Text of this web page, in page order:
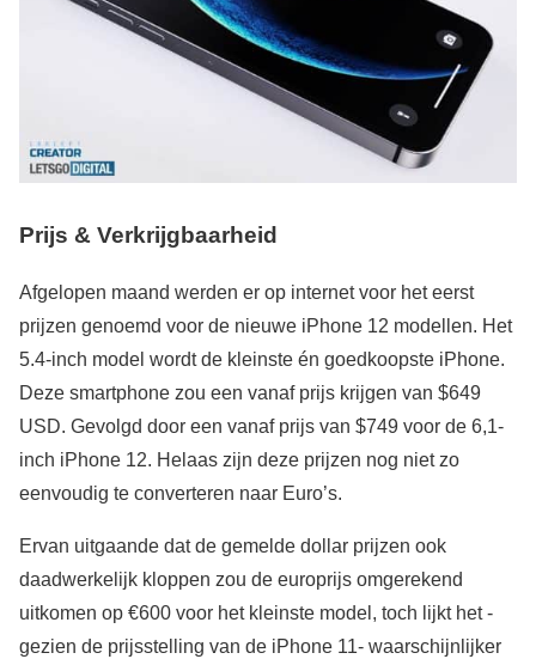
Prijs & Verkrijgbaarheid
Afgelopen maand werden er op internet voor het eerst
prijzen genoemd voor de nieuwe iPhone 12 modellen. Het
5.4-inch model wordt de kleinste én goedkoopste iPhone.
Deze smartphone zou een vanaf prijs krijgen van $649
USD. Gevolgd door een vanaf prijs van $749 voor de 6,1-
inch iPhone 12. Helaas zijn deze prijzen nog niet zo
eenvoudig te converteren naar Euro’s.
Ervan uitgaande dat de gemelde dollar prijzen ook
daadwerkelijk kloppen zou de europrijs omgerekend
uitkomen op €600 voor het kleinste model, toch lijkt het -
gezien de prijsstelling van de iPhone 11- waarschijnlijker